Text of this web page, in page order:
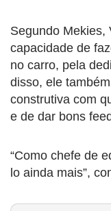
Segundo Mekies,
capacidade de
no carro, pela
disso, ele
construtiva com
e de dar bons
“Como chefe de
lo ainda mais”,